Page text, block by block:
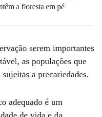
a floresta em pé
serem importantes
as populações que
a precariedades.
adequado é um
de vida e da